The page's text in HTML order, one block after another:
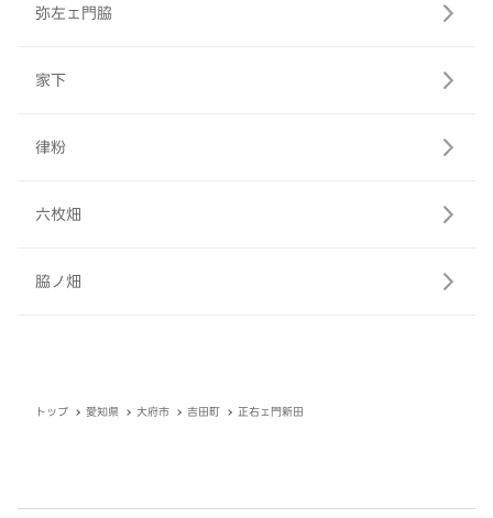
弥左ェ門脇
家下
律粉
六枚畑
脇ノ畑
トップ 愛知県 大府市 吉田町 正右ェ門新田